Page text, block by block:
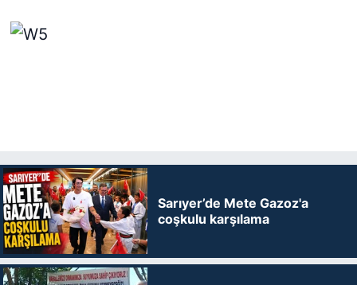
Sarıyer’de Mete Gazoz'a
coşkulu karşılama